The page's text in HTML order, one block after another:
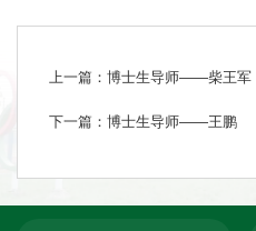
上一篇：博士生导师——柴王军
下一篇：博士生导师——王鹏